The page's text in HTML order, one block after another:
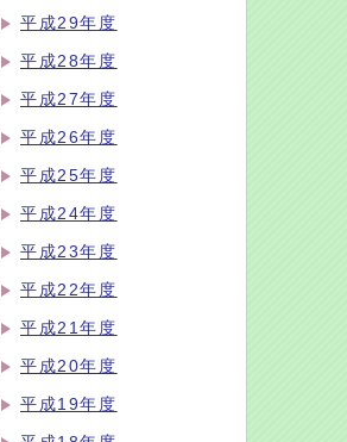
平成29年度
平成28年度
平成27年度
平成26年度
平成25年度
平成24年度
平成23年度
平成22年度
平成21年度
平成20年度
平成19年度